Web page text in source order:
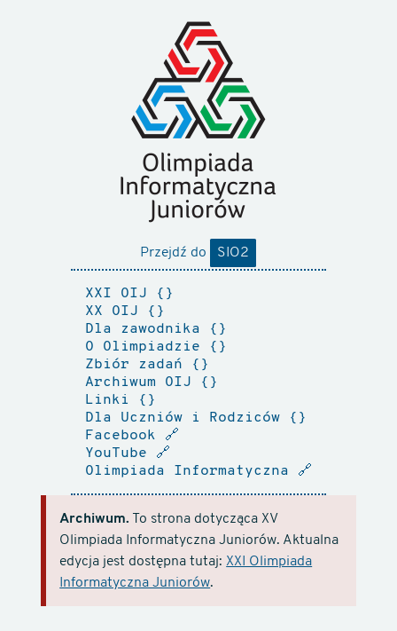
Przejdź do SIO2
XXI OIJ
XX OIJ
Dla zawodnika
O Olimpiadzie
Zbiór zadań
Archiwum OIJ
Linki
Dla Uczniów i Rodziców
Facebook 🔗
YouTube 🔗
Olimpiada Informatyczna
🔗
Archiwum. To strona dotycząca XV
Olimpiada Informatyczna Juniorów. Aktualna
edycja jest dostępna tutaj: XXI Olimpiada
Informatyczna Juniorów.